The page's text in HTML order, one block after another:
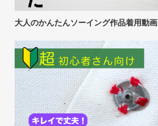
大人のかんたんソーイング作品着用動画